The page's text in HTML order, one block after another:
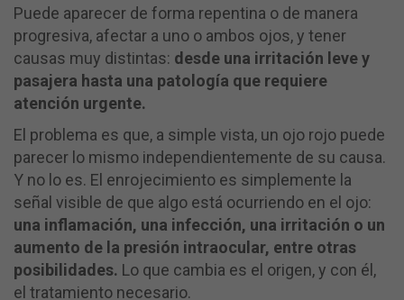
Puede aparecer de forma repentina o de manera
progresiva, afectar a uno o ambos ojos, y tener
causas muy distintas: desde una irritación leve y
pasajera hasta una patología que requiere
atención urgente.
El problema es que, a simple vista, un ojo rojo puede
parecer lo mismo independientemente de su causa.
Y no lo es. El enrojecimiento es simplemente la
señal visible de que algo está ocurriendo en el ojo:
una inflamación, una infección, una irritación o un
aumento de la presión intraocular, entre otras
posibilidades. Lo que cambia es el origen, y con él,
el tratamiento necesario.